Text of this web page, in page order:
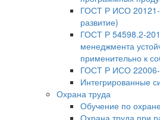
ГОСТ Р ИСО 20121-
развитие)
ГОСТ Р 54598.2-
менеджмента
применительно к
ГОСТ Р ИСО 22006-
Интегрированные
Охрана труда
Обучение по
Охрана труда при